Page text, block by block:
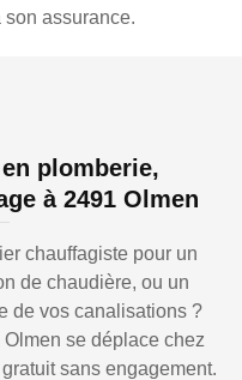
assurance.
plomberie,
à 2491 Olmen
chauffagiste pour un
de chaudière, ou un
de vos canalisations ?
se déplace chez
sans engagement.